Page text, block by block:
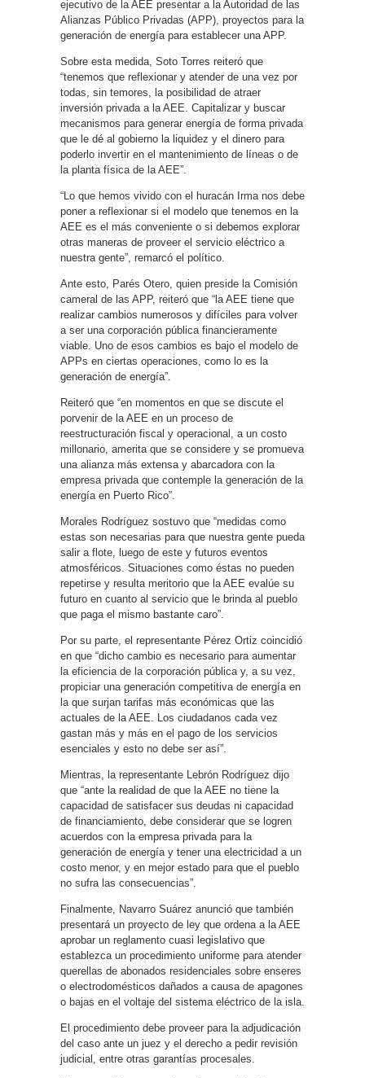
ejecutivo de la AEE presentar a la Autoridad de las
Alianzas Público Privadas (APP), proyectos para la
generación de energía para establecer una APP.
Sobre esta medida, Soto Torres reiteró que
“tenemos que reflexionar y atender de una vez por
todas, sin temores, la posibilidad de atraer
inversión privada a la AEE. Capitalizar y buscar
mecanismos para generar energía de forma privada
que le dé al gobierno la liquidez y el dinero para
poderlo invertir en el mantenimiento de líneas o de
la planta física de la AEE”.
“Lo que hemos vivido con el huracán Irma nos debe
poner a reflexionar si el modelo que tenemos en la
AEE es el más conveniente o si debemos explorar
otras maneras de proveer el servicio eléctrico a
nuestra gente”, remarcó el político.
Ante esto, Parés Otero, quien preside la Comisión
cameral de las APP, reiteró que “la AEE tiene que
realizar cambios numerosos y difíciles para volver
a ser una corporación pública financieramente
viable. Uno de esos cambios es bajo el modelo de
APPs en ciertas operaciones, como lo es la
generación de energía”.
Reiteró que “en momentos en que se discute el
porvenir de la AEE en un proceso de
reestructuración fiscal y operacional, a un costo
millonario, amerita que se considere y se promueva
una alianza más extensa y abarcadora con la
empresa privada que contemple la generación de la
energía en Puerto Rico”.
Morales Rodríguez sostuvo que “medidas como
estas son necesarias para que nuestra gente pueda
salir a flote, luego de este y futuros eventos
atmosféricos. Situaciones como éstas no pueden
repetirse y resulta meritorio que la AEE evalúe su
futuro en cuanto al servicio que le brinda al pueblo
que paga el mismo bastante caro”.
Por su parte, el representante Pérez Ortiz coincidió
en que “dicho cambio es necesario para aumentar
la eficiencia de la corporación pública y, a su vez,
propiciar una generación competitiva de energía en
la que surjan tarifas más económicas que las
actuales de la AEE. Los ciudadanos cada vez
gastan más y más en el pago de los servicios
esenciales y esto no debe ser así”.
Mientras, la representante Lebrón Rodríguez dijo
que “ante la realidad de que la AEE no tiene la
capacidad de satisfacer sus deudas ni capacidad
de financiamiento, debe considerar que se logren
acuerdos con la empresa privada para la
generación de energía y tener una electricidad a un
costo menor, y en mejor estado para que el pueblo
no sufra las consecuencias”.
Finalmente, Navarro Suárez anunció que también
presentará un proyecto de ley que ordena a la AEE
aprobar un reglamento cuasi legislativo que
establezca un procedimiento uniforme para atender
querellas de abonados residenciales sobre enseres
o electrodomésticos dañados a causa de apagones
o bajas en el voltaje del sistema eléctrico de la isla.
El procedimiento debe proveer para la adjudicación
del caso ante un juez y el derecho a pedir revisión
judicial, entre otras garantías procesales.